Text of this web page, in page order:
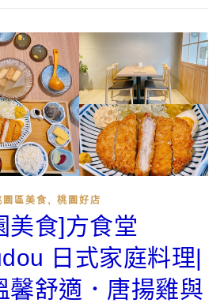
園區美食 , 桃園好店
美食]方食堂
日式家庭料理|
馨舒適．唐揚雞與